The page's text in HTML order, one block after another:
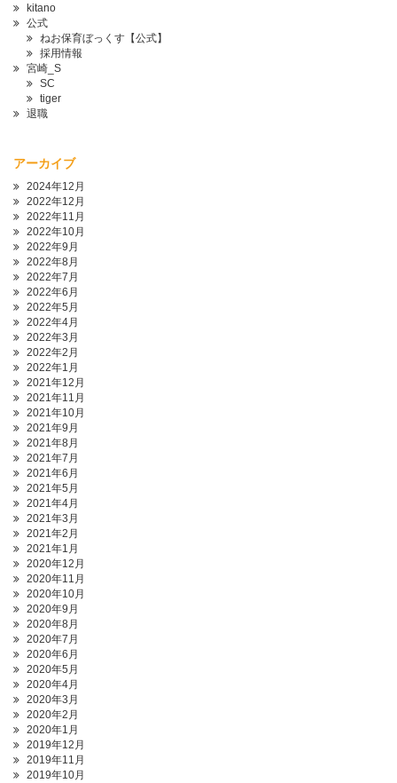
kitano
公式
ねお保育ぼっくす【公式】
採用情報
宮崎_S
SC
tiger
退職
アーカイブ
2024年12月
2022年12月
2022年11月
2022年10月
2022年9月
2022年8月
2022年7月
2022年6月
2022年5月
2022年4月
2022年3月
2022年2月
2022年1月
2021年12月
2021年11月
2021年10月
2021年9月
2021年8月
2021年7月
2021年6月
2021年5月
2021年4月
2021年3月
2021年2月
2021年1月
2020年12月
2020年11月
2020年10月
2020年9月
2020年8月
2020年7月
2020年6月
2020年5月
2020年4月
2020年3月
2020年2月
2020年1月
2019年12月
2019年11月
2019年10月